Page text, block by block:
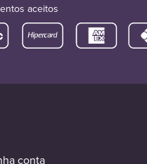
aceitos
conta